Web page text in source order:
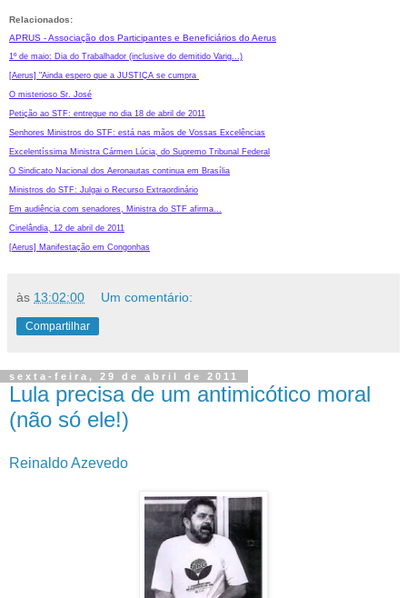
Relacionados:
APRUS - Associação dos Participantes e Beneficiários do Aerus
1º de maio: Dia do Trabalhador (inclusive do demitido Varig...)
[Aerus] "Ainda espero que a JUSTIÇA se cumpra
O misterioso Sr. José
Petição ao STF: entregue no dia 18 de abril de 2011
Senhores Ministros do STF: está nas mãos de Vossas Excelências
Excelentíssima Ministra Cármen Lúcia, do Supremo Tribunal Federal
O Sindicato Nacional dos Aeronautas continua em Brasília
Ministros do STF: Julgai o Recurso Extraordinário
Em audiência com senadores, Ministra do STF afirma...
Cinelândia, 12 de abril de 2011
[Aerus] Manifestação em Congonhas
às 13:02:00 Um comentário:
Compartilhar
sexta-feira, 29 de abril de 2011
Lula precisa de um antimicótico moral
(não só ele!)
Reinaldo Azevedo